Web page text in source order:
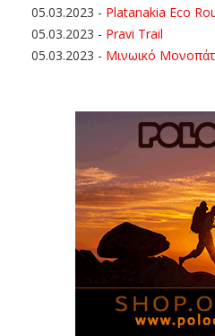
05.03.2023 - Platanakia Eco
05.03.2023 - Pravi Trail
05.03.2023 - Μινωικό